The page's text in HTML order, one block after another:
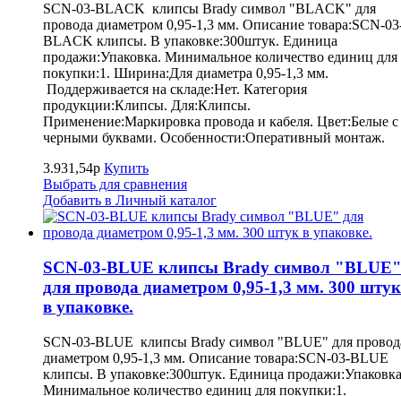
SCN-03-BLACK клипсы Brady символ "BLACK" для
провода диаметром 0,95-1,3 мм. Описание товара:SCN-
BLACK клипсы. В упаковке:300штук. Единица
продажи:Упаковка. Минимальное количество единиц для
покупки:1. Ширина:Для диаметра 0,95-1,3 мм.
Поддерживается на складе:Нет. Категория
продукции:Клипсы. Для:Клипсы.
Применение:Маркировка провода и кабеля. Цвет:Белые с
черными буквами. Особенности:Оперативный монтаж.
3.931,54р Купить
Выбрать для сравнения
Добавить в Личный каталог
SCN-03-BLUE клипсы Brady символ "BLUE"
для провода диаметром 0,95-1,3 мм. 300 штук
в упаковке.
SCN-03-BLUE клипсы Brady символ "BLUE" для
диаметром 0,95-1,3 мм. Описание товара:SCN-03-BLUE
клипсы. В упаковке:300штук. Единица
Минимальное количество единиц для покупки:1.